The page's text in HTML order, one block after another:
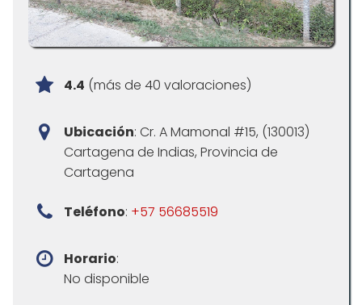
4.4 (más de 40 valoraciones)
Ubicación: Cr. A Mamonal #15, (130013)
Cartagena de Indias, Provincia de
Cartagena
Teléfono: +57 56685519
Horario:
No disponible